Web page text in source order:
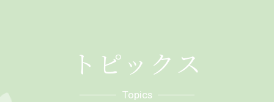
トピックス
Topics